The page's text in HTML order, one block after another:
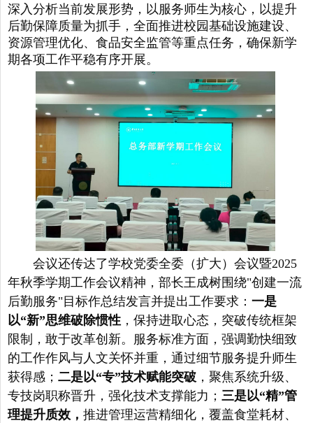
深入分析当前发展形势，以服务师生为核心，以提升
后勤保障质量为抓手，全面推进校园基础设施建设、
资源管理优化、食品安全监管等重点任务，确保新学
期各项工作平稳有序开展。
会议还传达了学校党委全委（扩大）会议暨2025
年秋季学期工作会议精神 ，部长王成树围绕"创建一流
后勤服务"目标作总结发言并提出工作要求： 一是
以“新”思维破除惯性 ， 保持进取心态，突破传统框架
限制，敢于改革创新。服务标准方面，强调勤快细致
的工作作风与人文关怀并重，通过细节服务提升师生
获得感； 二是以“专”技术赋能突破 ，聚焦系统升级、
专技岗职称晋升，强化技术支撑能力； 三是以“精”管
理提升质效， 推进管理运营精细化，覆盖食堂耗材、